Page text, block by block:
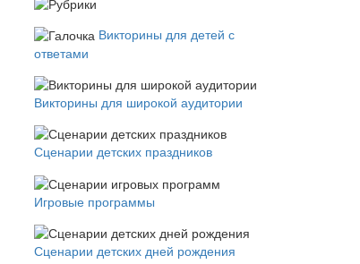
Викторины для детей с
ответами
Викторины для широкой аудитории
Сценарии детских праздников
Игровые программы
Сценарии детских дней рождения